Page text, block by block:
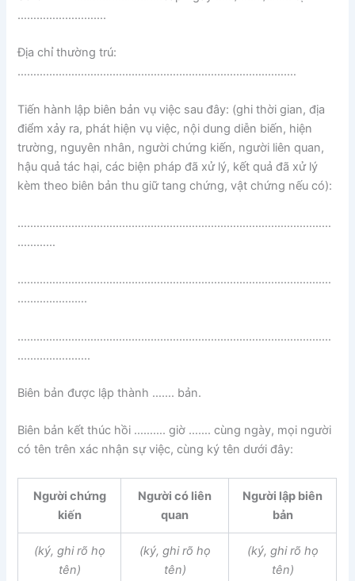
……………………….
Địa chỉ thường trú:
………………………………………………………………………….…
Tiến hành lập biên bản vụ việc sau đây: (ghi thời gian, địa
điểm xảy ra, phát hiện vụ việc, nội dung diễn biến, hiện
trường, nguyên nhân, người chứng kiến, người liên quan,
hậu quả tác hại, các biện pháp đã xử lý, kết quả đã xử lý
kèm theo biên bản thu giữ tang chứng, vật chứng nếu có):
………………………………………………………………………………………
…………
………………………………………………………………………………………
………………….
………………………………………………………………………………………
…………………..
Biên bản được lập thành ……. bản.
Biên bản kết thúc hồi ………. giờ ……. cùng ngày, mọi người
có tên trên xác nhận sự việc, cùng ký tên dưới đây:
Người chứng
kiến
Người có liên
quan
Người lập biên
bản
(ký, ghi rõ họ
tên)
(ký, ghi rõ họ
tên)
(ký, ghi rõ họ
tên)